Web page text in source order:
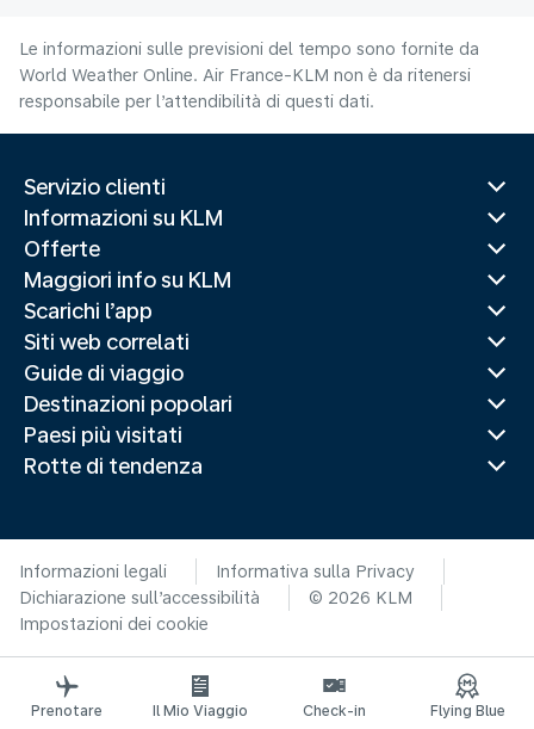
Le informazioni sulle previsioni del tempo sono fornite da
World Weather Online. Air France-KLM non è da ritenersi
responsabile per l’attendibilità di questi dati.
Servizio clienti
Informazioni su KLM
Offerte
Maggiori info su KLM
Scarichi l’app
Siti web correlati
Guide di viaggio
Destinazioni popolari
Paesi più visitati
Rotte di tendenza
Informazioni legali
Informativa sulla Privacy
Dichiarazione sull’accessibilità
© 2026 KLM
Impostazioni dei cookie
Prenotare Il Mio Viaggio Check-in Flying Blue